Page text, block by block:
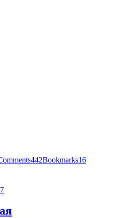
442Bookmarks16